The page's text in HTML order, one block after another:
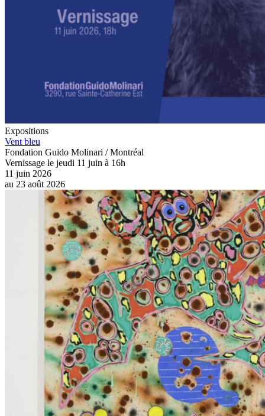
Expositions
Vent bleu
Fondation Guido Molinari / Montréal
Vernissage le jeudi 11 juin à 16h
11 juin 2026
au 23 août 2026